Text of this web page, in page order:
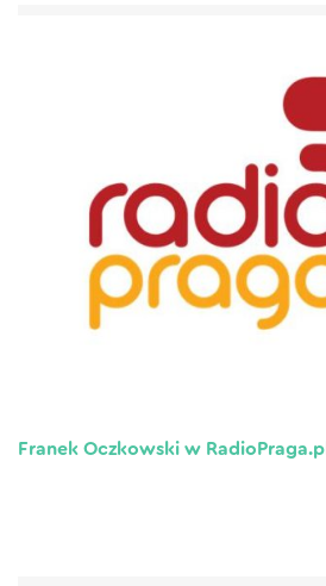
Franek Oczkowski w RadioPraga.pl